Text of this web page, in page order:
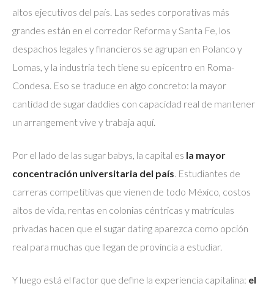
altos ejecutivos del país. Las sedes corporativas más
grandes están en el corredor Reforma y Santa Fe, los
despachos legales y financieros se agrupan en Polanco y
Lomas, y la industria tech tiene su epicentro en Roma-
Condesa. Eso se traduce en algo concreto: la mayor
cantidad de sugar daddies con capacidad real de mantener
un arrangement vive y trabaja aquí.
Por el lado de las sugar babys, la capital es la mayor
concentración universitaria del país. Estudiantes de
carreras competitivas que vienen de todo México, costos
altos de vida, rentas en colonias céntricas y matrículas
privadas hacen que el sugar dating aparezca como opción
real para muchas que llegan de provincia a estudiar.
Y luego está el factor que define la experiencia capitalina: el